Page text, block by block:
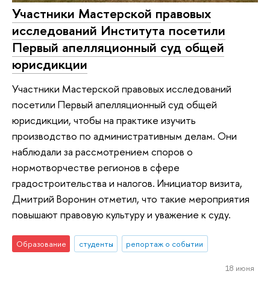
Участники Мастерской правовых
исследований Института посетили
Первый апелляционный суд общей
юрисдикции
Участники Мастерской правовых исследований
посетили Первый апелляционный суд общей
юрисдикции, чтобы на практике изучить
производство по административным делам. Они
наблюдали за рассмотрением споров о
нормотворчестве регионов в сфере
градостроительства и налогов. Инициатор визита,
Дмитрий Воронин отметил, что такие мероприятия
повышают правовую культуру и уважение к суду.
Образование студенты репортаж о событии
18 июня